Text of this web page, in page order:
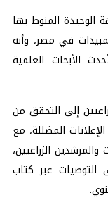
الوحيدة المنوط بها
في مصر، وأنه
الأبحاث العلمية
إلى التحقق من
المضللة، مع
الزراعيين،
التوصيات عبر كتاب